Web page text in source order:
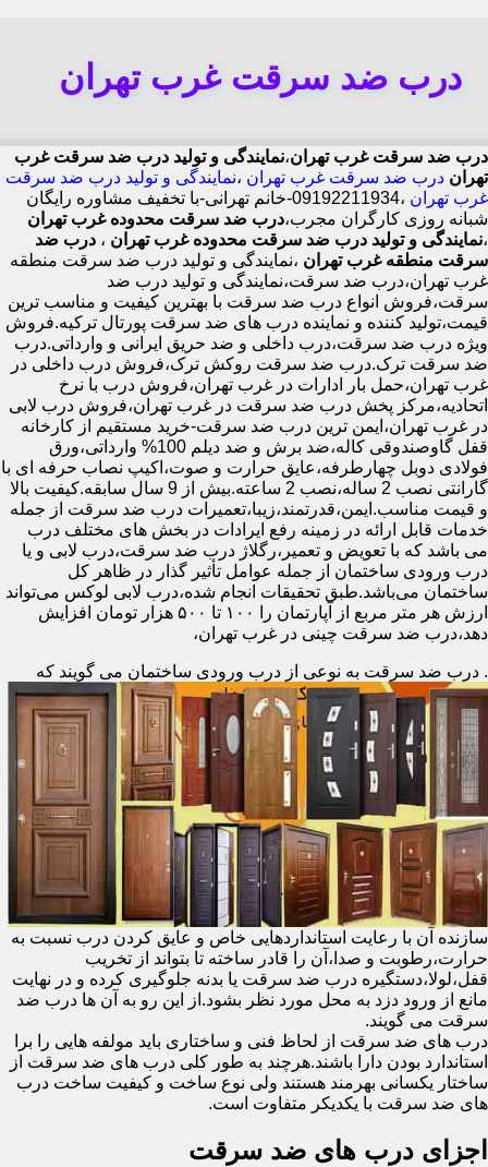
درب ضد سرقت غرب تهران
درب ضد سرقت غرب تهران،نمایندگی و تولید درب ضد سرقت غرب
تهران درب ضد سرقت غرب تهران ،نمایندگی و تولید درب ضد سرقت
غرب تهران
،09192211934-خانم تهرانی-با تخفیف مشاوره رایگان
شبانه روزی کارگران مجرب،درب ضد سرقت محدوده غرب تهران
،نمایندگی و تولید درب ضد سرقت محدوده غرب تهران ، درب ضد
سرقت منطقه غرب تهران ،نمایندگی و تولید درب ضد سرقت منطقه
غرب تهران،درب ضد سرقت،نمایندگی و تولید درب ضد
سرقت،فروش انواع درب ضد سرقت با بهترین کیفیت و مناسب ترین
قیمت،تولید کننده و نماینده درب های ضد سرقت پورتال ترکیه.فروش
ویژه درب ضد سرقت،درب داخلی و ضد حریق ایرانی و وارداتی.درب
ضد سرقت ترک.درب ضد سرقت روکش ترک،فروش درب داخلی در
غرب تهران،حمل بار ادارات در غرب تهران،فروش درب با نرخ
اتحادیه،مرکز پخش درب ضد سرقت در غرب تهران،فروش درب لابی
در غرب تهران،ایمن ترین درب ضد سرقت-خرید مستقیم از کارخانه
قفل گاوصندوقی کاله،ضد برش و ضد دیلم 100% وارداتی،ورق
فولادی دوبل چهارطرفه،عایق حرارت و صوت،اکیپ نصاب حرفه ای با
گارانتی نصب 2 ساله،نصب 2 ساعته.بیش از 9 سال سابقه.کیفیت بالا
و قیمت مناسب.ایمن،قدرتمند،زیبا،تعمیرات درب ضد سرقت از جمله
خدمات قابل ارائه در زمینه رفع ایرادات در بخش های مختلف درب
می باشد که با تعویض و تعمیر،رگلاژ درب ضد سرقت،درب لابی و یا
درب ورودی ساختمان از جمله عوامل تأثیر گذار در ظاهر کل
ساختمان می‌باشد.طبق تحقیقات انجام شده،درب لابی لوکس می‌تواند
ارزش هر متر مربع از آپارتمان را ۱۰۰ تا ۵۰۰ هزار تومان افزایش
دهد،درب ضد سرقت چینی در غرب تهران،
. درب ضد سرقت به نوعی از درب ورودی ساختمان می گویند که
سازنده آن با رعایت استانداردهایی خاص و عایق کردن درب نسبت به
حرارت،رطوبت و صدا،آن را قادر ساخته تا بتواند از تخریب
قفل،لولا،دستگیره درب ضد سرقت یا بدنه جلوگیری کرده و در نهایت
مانع از ورود دزد به محل مورد نظر بشود.از این رو به آن ها درب ضد
سرقت می گویند.
درب های ضد سرقت از لحاظ فنی و ساختاری باید مولفه هایی را برا
استاندارد بودن دارا باشند.هرچند به طور کلی درب های ضد سرقت از
ساختار یکسانی بهرمند هستند ولی نوع ساخت و کیفیت ساخت درب
های ضد سرقت با یکدیکر متفاوت است.
اجزای درب های ضد سرقت